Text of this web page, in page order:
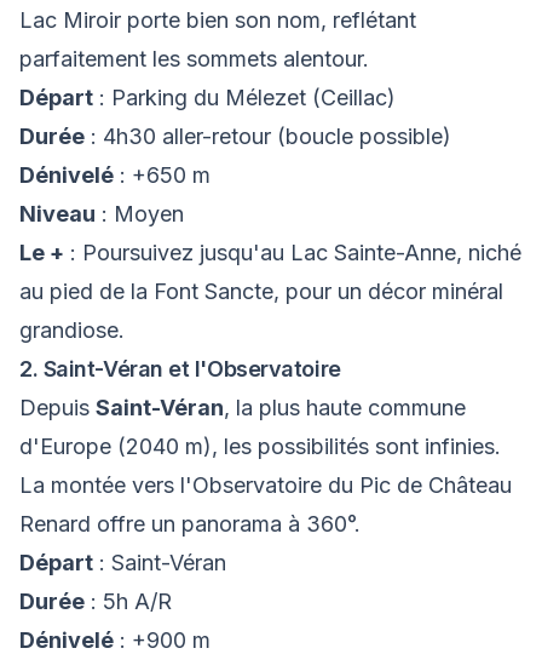
Lac Miroir porte bien son nom, reflétant
parfaitement les sommets alentour.
Départ : Parking du Mélezet (Ceillac)
Durée : 4h30 aller-retour (boucle possible)
Dénivelé : +650 m
Niveau : Moyen
Le + : Poursuivez jusqu'au Lac Sainte-Anne, niché
au pied de la Font Sancte, pour un décor minéral
grandiose.
2. Saint-Véran et l'Observatoire
Depuis Saint-Véran, la plus haute commune
d'Europe (2040 m), les possibilités sont infinies.
La montée vers l'Observatoire du Pic de Château
Renard offre un panorama à 360°.
Départ : Saint-Véran
Durée : 5h A/R
Dénivelé : +900 m